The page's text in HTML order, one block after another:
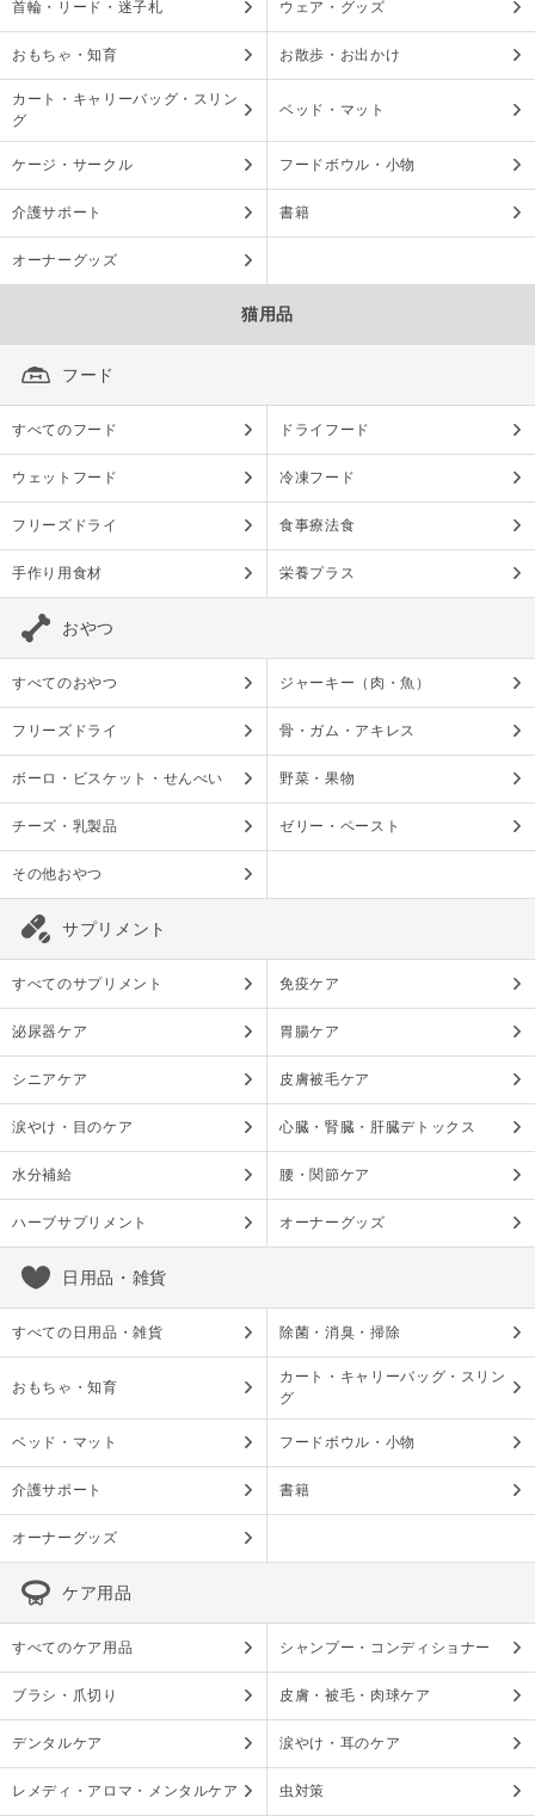
首輪・リード・迷子札 ウェア・グッズ
おもちゃ・知育 お散歩・お出かけ
カート・キャリーバッグ・スリン
グ
ベッド・マット
ケージ・サークル フードボウル・小物
介護サポート 書籍
オーナーグッズ
猫用品
フード
すべてのフード ドライフード
ウェットフード 冷凍フード
フリーズドライ 食事療法食
手作り用食材 栄養プラス
おやつ
すべてのおやつ ジャーキー（肉・魚）
フリーズドライ 骨・ガム・アキレス
ボーロ・ビスケット・せんべい 野菜・果物
チーズ・乳製品 ゼリー・ペースト
その他おやつ
サプリメント
すべてのサプリメント 免疫ケア
泌尿器ケア 胃腸ケア
シニアケア 皮膚被毛ケア
涙やけ・目のケア 心臓・腎臓・肝臓デトックス
水分補給 腰・関節ケア
ハーブサプリメント オーナーグッズ
日用品・雑貨
すべての日用品・雑貨 除菌・消臭・掃除
おもちゃ・知育
カート・キャリーバッグ・スリン
グ
ベッド・マット フードボウル・小物
介護サポート 書籍
オーナーグッズ
ケア用品
すべてのケア用品 シャンプー・コンディショナー
ブラシ・爪切り 皮膚・被毛・肉球ケア
デンタルケア 涙やけ・耳のケア
レメディ・アロマ・メンタルケア 虫対策